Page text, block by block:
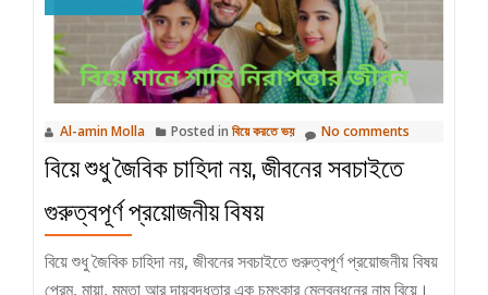
Al-amin Molla Posted in বিয়ে করতে ভয় No comments
বিয়ে শুধু জৈবিক চাহিদা নয়, জীবনের সবচাইতে
গুরুত্বপূর্ণ প্রয়োজনীয় বিষয়
বিয়ে শুধু জৈবিক চাহিদা নয়, জীবনের সবচাইতে গুরুত্বপূর্ণ প্রয়োজনীয় বিষয়
প্রেম, মায়া, মমতা আর দায়বদ্ধতার এক চমৎকার মেলবন্ধনের নাম বিয়ে।